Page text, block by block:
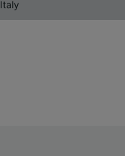
Italy